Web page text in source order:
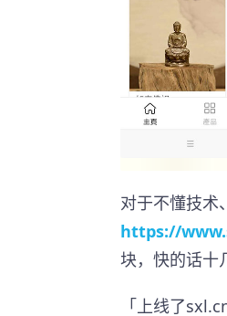
对于不懂技术
https://
块，快的话十
「上线了